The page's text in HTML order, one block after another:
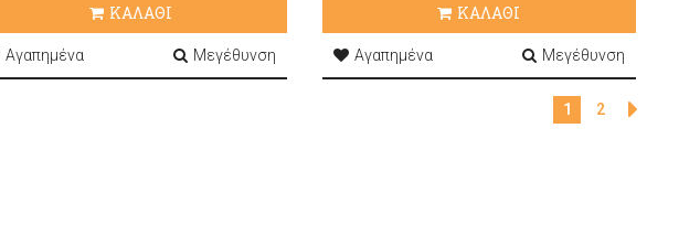
ΚΑΛΑΘΙ
Αγαπημένα Μεγέθυνση
ΚΑΛΑΘΙ
Αγαπημένα Μεγέθυνση
1 2